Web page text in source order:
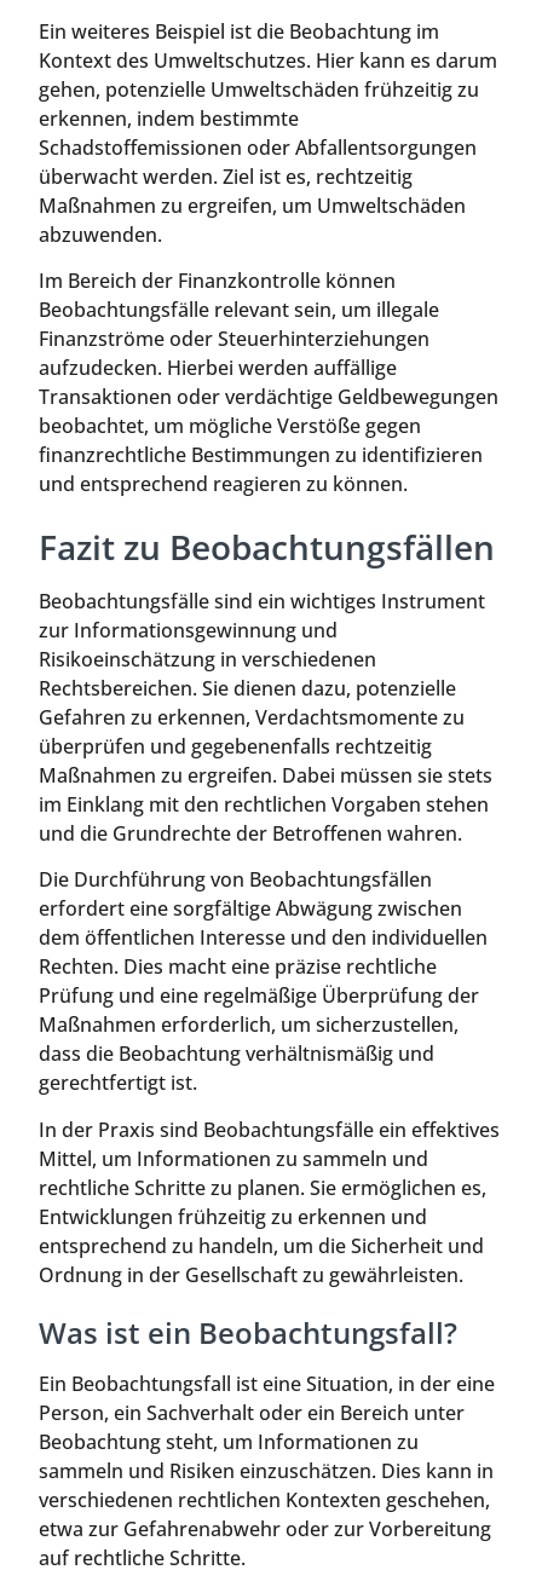
Ein weiteres Beispiel ist die Beobachtung im
Kontext des Umweltschutzes. Hier kann es darum
gehen, potenzielle Umweltschäden frühzeitig zu
erkennen, indem bestimmte
Schadstoffemissionen oder Abfallentsorgungen
überwacht werden. Ziel ist es, rechtzeitig
Maßnahmen zu ergreifen, um Umweltschäden
abzuwenden.
Im Bereich der Finanzkontrolle können
Beobachtungsfälle relevant sein, um illegale
Finanzströme oder Steuerhinterziehungen
aufzudecken. Hierbei werden auffällige
Transaktionen oder verdächtige Geldbewegungen
beobachtet, um mögliche Verstöße gegen
finanzrechtliche Bestimmungen zu identifizieren
und entsprechend reagieren zu können.
Fazit zu Beobachtungsfällen
Beobachtungsfälle sind ein wichtiges Instrument
zur Informationsgewinnung und
Risikoeinschätzung in verschiedenen
Rechtsbereichen. Sie dienen dazu, potenzielle
Gefahren zu erkennen, Verdachtsmomente zu
überprüfen und gegebenenfalls rechtzeitig
Maßnahmen zu ergreifen. Dabei müssen sie stets
im Einklang mit den rechtlichen Vorgaben stehen
und die Grundrechte der Betroffenen wahren.
Die Durchführung von Beobachtungsfällen
erfordert eine sorgfältige Abwägung zwischen
dem öffentlichen Interesse und den individuellen
Rechten. Dies macht eine präzise rechtliche
Prüfung und eine regelmäßige Überprüfung der
Maßnahmen erforderlich, um sicherzustellen,
dass die Beobachtung verhältnismäßig und
gerechtfertigt ist.
In der Praxis sind Beobachtungsfälle ein effektives
Mittel, um Informationen zu sammeln und
rechtliche Schritte zu planen. Sie ermöglichen es,
Entwicklungen frühzeitig zu erkennen und
entsprechend zu handeln, um die Sicherheit und
Ordnung in der Gesellschaft zu gewährleisten.
Was ist ein Beobachtungsfall?
Ein Beobachtungsfall ist eine Situation, in der eine
Person, ein Sachverhalt oder ein Bereich unter
Beobachtung steht, um Informationen zu
sammeln und Risiken einzuschätzen. Dies kann in
verschiedenen rechtlichen Kontexten geschehen,
etwa zur Gefahrenabwehr oder zur Vorbereitung
auf rechtliche Schritte.